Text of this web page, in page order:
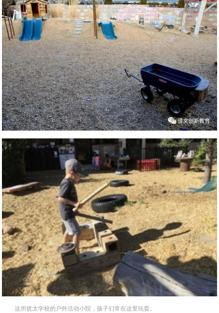
这所犹太学校的户外活动小院，孩子们常在这里玩耍。